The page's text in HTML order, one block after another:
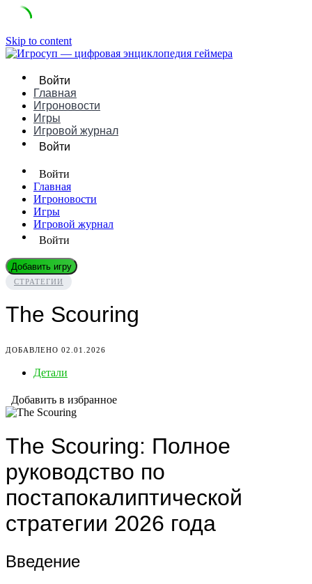
Skip to content
Войти
Главная
Игроновости
Игры
Игровой журнал
Войти
Войти
Главная
Игроновости
Игры
Игровой журнал
Войти
Добавить игру
СТРАТЕГИИ
The Scouring
ДОБАВЛЕНО 02.01.2026
Детали
Добавить в избранное
The Scouring: Полное
руководство по
постапокалиптической
стратегии 2026 года
Введение